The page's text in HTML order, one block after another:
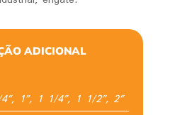
ADICIONAL
1”, 1 1/4”, 1 1/2”, 2”